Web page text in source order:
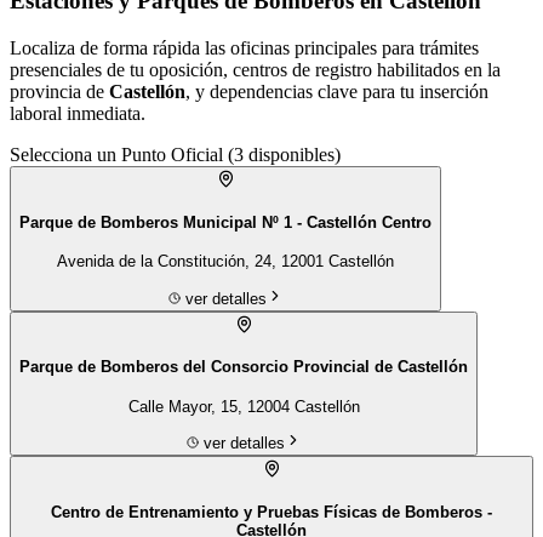
Estaciones y Parques de Bomberos en Castellón
Localiza de forma rápida las oficinas principales para trámites
presenciales de tu oposición, centros de registro habilitados en la
provincia de Castellón, y dependencias clave para tu inserción
laboral inmediata.
Selecciona un Punto Oficial (3disponibles)
Parque de Bomberos Municipal Nº 1 - Castellón Centro
Avenida de la Constitución, 24, 12001 Castellón
ver detalles
Parque de Bomberos del Consorcio Provincial de Castellón
Calle Mayor, 15, 12004 Castellón
ver detalles
Centro de Entrenamiento y Pruebas Físicas de Bomberos -